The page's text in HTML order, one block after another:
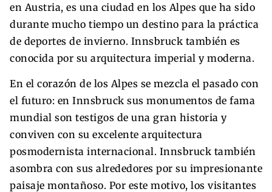
en Austria, es una ciudad en los Alpes que ha sido
durante mucho tiempo un destino para la práctica
de deportes de invierno. Innsbruck también es
conocida por su arquitectura imperial y moderna.
En el corazón de los Alpes se mezcla el pasado con
el futuro: en Innsbruck sus monumentos de fama
mundial son testigos de una gran historia y
conviven con su excelente arquitectura
posmodernista internacional. Innsbruck también
asombra con sus alrededores por su impresionante
paisaje montañoso. Por este motivo, los visitantes